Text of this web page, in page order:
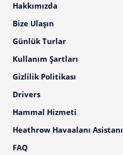
Hakkımızda
Bize Ulaşın
Günlük Turlar
Kullanım Şartları
Gizlilik Politikası
Drivers
Hammal Hizmeti
Heathrow Havaalanı Asistanı
FAQ